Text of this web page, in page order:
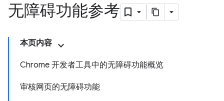
无障碍功能参考
本页内容
Chrome 开发者工具中的无障碍功能概览
审核网页的无障碍功能